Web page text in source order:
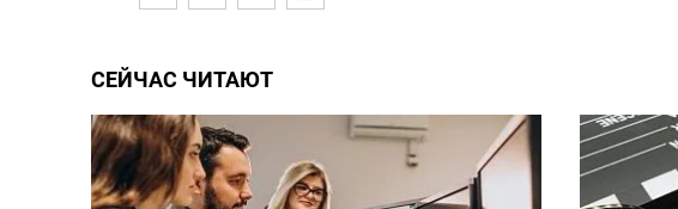
СЕЙЧАС ЧИТАЮТ